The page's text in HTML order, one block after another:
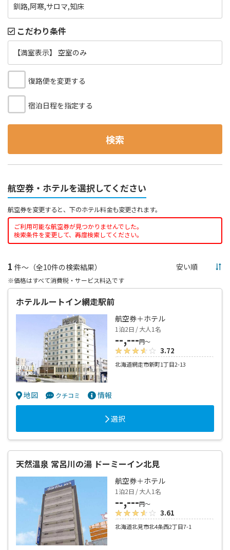
釧路,阿寒,サロマ,知床
こだわり条件
【満室表示】 空室のみ
復路便を変更する
宿泊日程を指定する
検索
航空券・ホテルを選択してください
航空券を変更すると、下のホテル料金も変更されます。
ご利用可能な航空券が見つかりませんでした。
検索条件を変更して、再度検索してください。
1 件～（全10件の検索結果）
※価格はすべて消費税・サービス料込です
ホテルルートイン網走駅前
航空券＋ホテル
1泊2日 / 大人1名
--,---円～
3.72
北海道網走市新町1丁目2-13
地図 クチコミ 情報
選択
天然温泉 常呂川の湯 ドーミーイン北見
航空券＋ホテル
1泊2日 / 大人1名
--,---円～
3.61
北海道北見市北4条西2丁目7-1